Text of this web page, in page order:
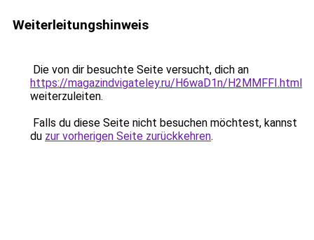
Weiterleitungshinweis
Die von dir besuchte Seite versucht, dich an
https://magazindvigateley.ru/H6waD1n/H2MMFFI.html
weiterzuleiten.
Falls du diese Seite nicht besuchen möchtest, kannst
du zur vorherigen Seite zurückkehren.